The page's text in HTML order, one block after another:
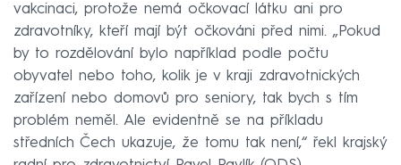
vakcinaci, protože nemá očkovací látku ani pro
zdravotníky, kteří mají být očkováni před nimi. „Pokud
by to rozdělování bylo například podle počtu
obyvatel nebo toho, kolik je v kraji zdravotnických
zařízení nebo domovů pro seniory, tak bych s tím
problém neměl. Ale evidentně se na příkladu
středních Čech ukazuje, že tomu tak není,“ řekl krajský